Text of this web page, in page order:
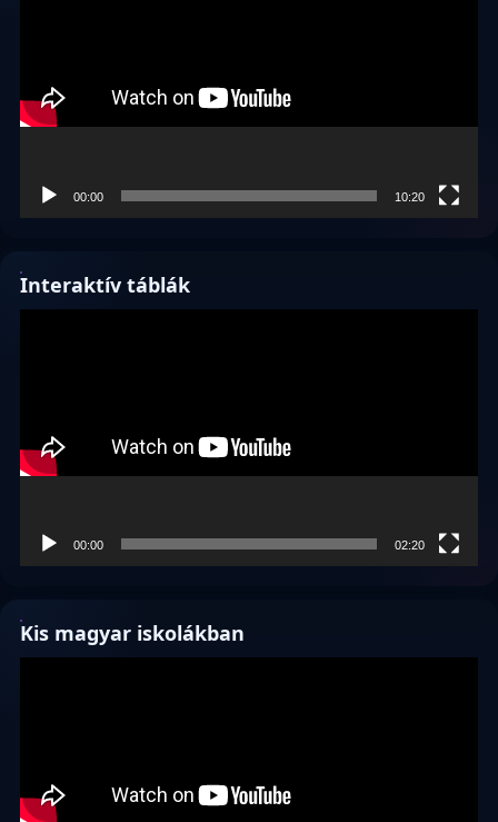
00:00 10:20
Interaktív táblák
00:00 02:20
Kis magyar iskolákban